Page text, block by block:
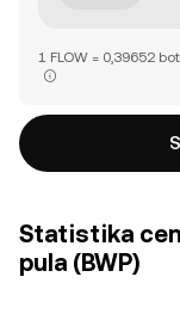
1 FLOW = 0,39652
Statistika cen
pula (BWP)